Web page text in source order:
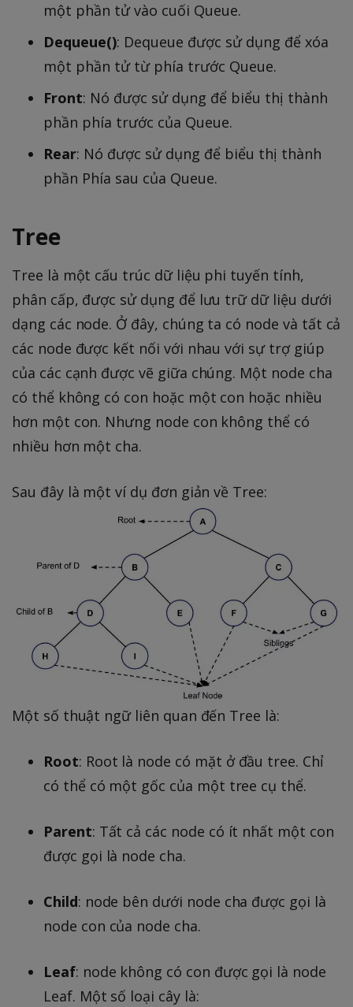
một phần tử vào cuối Queue.
Dequeue(): Dequeue được sử dụng để xóa
một phần tử từ phía trước Queue.
Front: Nó được sử dụng để biểu thị thành
phần phía trước của Queue.
Rear: Nó được sử dụng để biểu thị thành
phần Phía sau của Queue.
Tree
Tree là một cấu trúc dữ liệu phi tuyến tính,
phân cấp, được sử dụng để lưu trữ dữ liệu dưới
dạng các node. Ở đây, chúng ta có node và tất cả
các node được kết nối với nhau với sự trợ giúp
của các cạnh được vẽ giữa chúng. Một node cha
có thể không có con hoặc một con hoặc nhiều
hơn một con. Nhưng node con không thể có
nhiều hơn một cha.
Sau đây là một ví dụ đơn giản về Tree:
Một số thuật ngữ liên quan đến Tree là:
Root: Root là node có mặt ở đầu tree. Chỉ
có thể có một gốc của một tree cụ thể.
Parent: Tất cả các node có ít nhất một con
được gọi là node cha.
Child: node bên dưới node cha được gọi là
node con của node cha.
Leaf: node không có con được gọi là node
Leaf. Một số loại cây là: